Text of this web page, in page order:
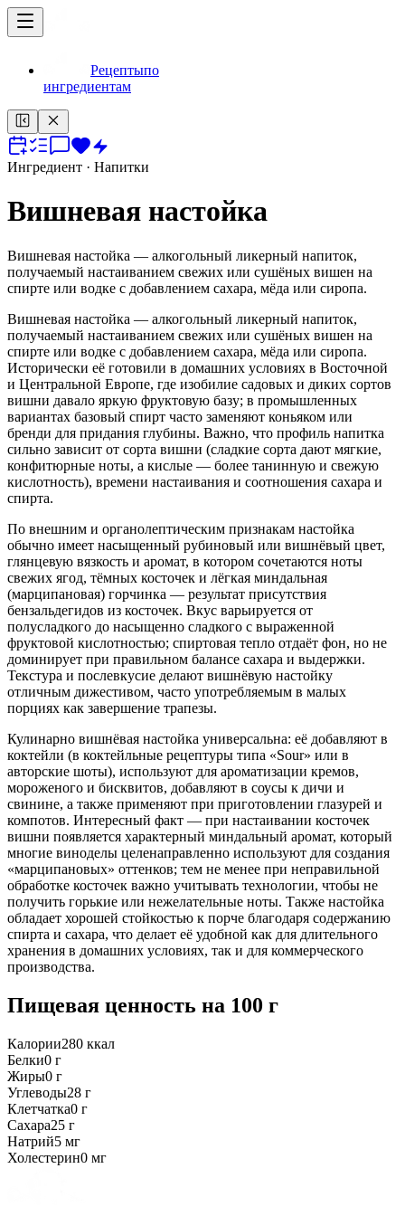
Рецептыпо
ингредиентам
Ингредиент · Напитки
Вишневая настойка
Вишневая настойка — алкогольный ликерный напиток,
получаемый настаиванием свежих или сушёных вишен на
спирте или водке с добавлением сахара, мёда или сиропа.
Вишневая настойка — алкогольный ликерный напиток,
получаемый настаиванием свежих или сушёных вишен на
спирте или водке с добавлением сахара, мёда или сиропа.
Исторически её готовили в домашних условиях в Восточной
и Центральной Европе, где изобилие садовых и диких сортов
вишни давало яркую фруктовую базу; в промышленных
вариантах базовый спирт часто заменяют коньяком или
бренди для придания глубины. Важно, что профиль напитка
сильно зависит от сорта вишни (сладкие сорта дают мягкие,
конфитюрные ноты, а кислые — более танинную и свежую
кислотность), времени настаивания и соотношения сахара и
спирта.
По внешним и органолептическим признакам настойка
обычно имеет насыщенный рубиновый или вишнёвый цвет,
глянцевую вязкость и аромат, в котором сочетаются ноты
свежих ягод, тёмных косточек и лёгкая миндальная
(марципановая) горчинка — результат присутствия
бензальдегидов из косточек. Вкус варьируется от
полусладкого до насыщенно сладкого с выраженной
фруктовой кислотностью; спиртовая тепло отдаёт фон, но не
доминирует при правильном балансе сахара и выдержки.
Текстура и послевкусие делают вишнёвую настойку
отличным дижестивом, часто употребляемым в малых
порциях как завершение трапезы.
Кулинарно вишнёвая настойка универсальна: её добавляют в
коктейли (в коктейльные рецептуры типа «Sour» или в
авторские шоты), используют для ароматизации кремов,
мороженого и бисквитов, добавляют в соусы к дичи и
свинине, а также применяют при приготовлении глазурей и
компотов. Интересный факт — при настаивании косточек
вишни появляется характерный миндальный аромат, который
многие виноделы целенаправленно используют для создания
«марципановых» оттенков; тем не менее при неправильной
обработке косточек важно учитывать технологии, чтобы не
получить горькие или нежелательные ноты. Также настойка
обладает хорошей стойкостью к порче благодаря содержанию
спирта и сахара, что делает её удобной как для длительного
хранения в домашних условиях, так и для коммерческого
производства.
Пищевая ценность на 100 г
Калории280 ккал
Белки0 г
Жиры0 г
Углеводы28 г
Клетчатка0 г
Сахара25 г
Натрий5 мг
Холестерин0 мг